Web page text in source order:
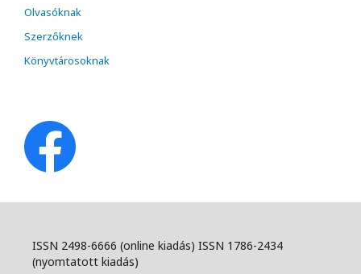
Olvasóknak
Szerzőknek
Könyvtárosoknak
ISSN 2498-6666 (online kiadás) ISSN 1786-2434
(nyomtatott kiadás)